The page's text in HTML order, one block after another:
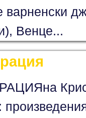
варненски
Венце...